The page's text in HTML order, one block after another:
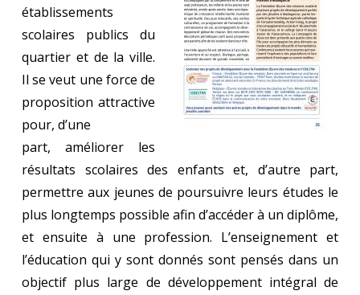
établissements
scolaires publics du
quartier et de la ville.
Il se veut une force de
proposition attractive
pour, d’une
part, améliorer les
résultats scolaires des enfants et, d’autre part,
permettre aux jeunes de poursuivre leurs études le
plus longtemps possible afin d’accéder à un diplôme,
et ensuite à une profession. L’enseignement et
l’éducation qui y sont donnés sont pensés dans un
objectif plus large de développement intégral de